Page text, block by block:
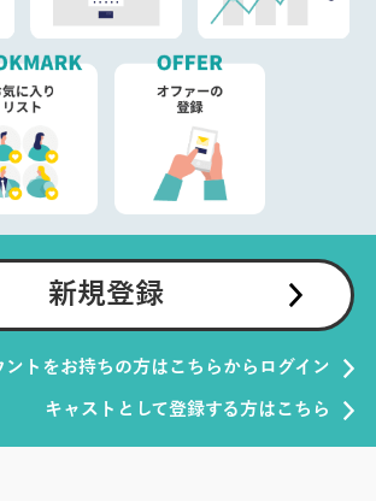
新規登録
ントをお持ちの方はこちらからログイン
キャストとして登録する方はこちら